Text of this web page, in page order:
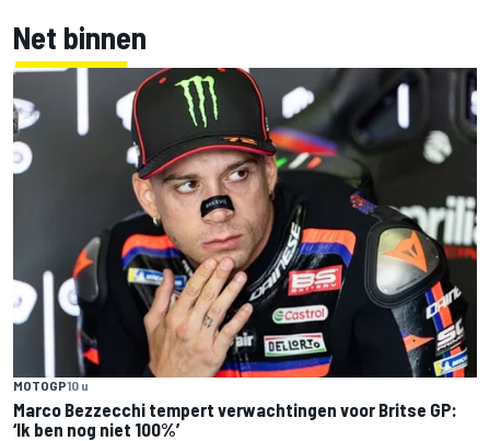
Net binnen
MOTOGP10 u
Marco Bezzecchi tempert verwachtingen voor Britse GP:
‘Ik ben nog niet 100%’